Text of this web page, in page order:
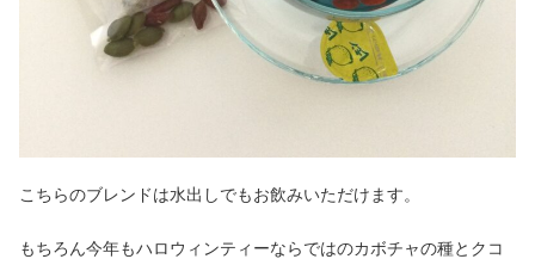
こちらのブレンドは水出しでもお飲みいただけます。
もちろん今年もハロウィンティーならではのカボチャの種とクコ